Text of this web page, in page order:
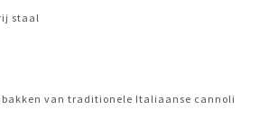
staal
bakken van traditionele Italiaanse cannoli